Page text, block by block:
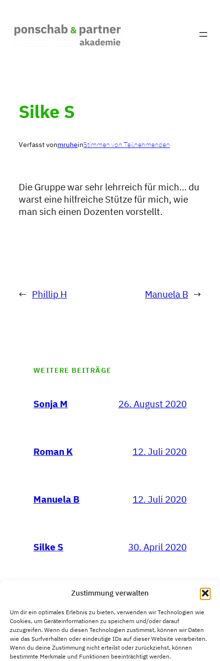
Zustimmung verwalten
Um dir ein optimales Erlebnis zu bieten, verwenden wir Technologien wie
Cookies, um Geräteinformationen zu speichern und/oder darauf
zuzugreifen. Wenn du diesen Technologien zustimmst, können wir Daten
wie das Surfverhalten oder eindeutige IDs auf dieser Website verarbeiten.
Wenn du deine Zustimmung nicht erteilst oder zurückziehst, können
bestimmte Merkmale und Funktionen beeinträchtigt werden.
Inhalt
springen
Silke S
Verfasst vonmruheinStimmen von Teilnehmenden
Die Gruppe war sehr lehrreich für mich… du
warst eine hilfreiche Stütze für mich, wie
man sich einen Dozenten vorstellt.
← Phillip H Manuela B →
WEITERE BEITRÄGE
Sonja M 26. August 2020
Roman K 12. Juli 2020
Manuela B 12. Juli 2020
Silke S 30. April 2020
Ausbildungen in Konfliktkompetenz,
Mediation und Verhandlungsführung